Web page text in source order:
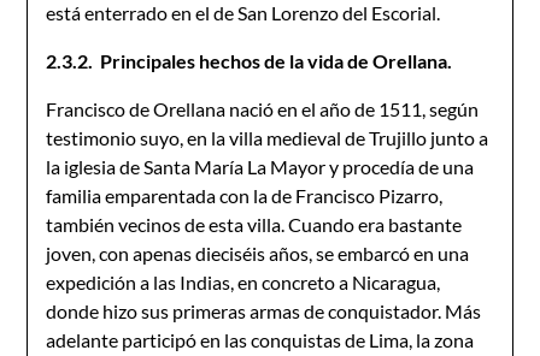
está enterrado en el de San Lorenzo del Escorial.
2.3.2. Principales hechos de la vida de Orellana.
Francisco de Orellana nació en el año de 1511, según
testimonio suyo, en la villa medieval de Trujillo junto a
la iglesia de Santa María La Mayor y procedía de una
familia emparentada con la de Francisco Pizarro,
también vecinos de esta villa. Cuando era bastante
joven, con apenas dieciséis años, se embarcó en una
expedición a las Indias, en concreto a Nicaragua,
donde hizo sus primeras armas de conquistador. Más
adelante participó en las conquistas de Lima, la zona